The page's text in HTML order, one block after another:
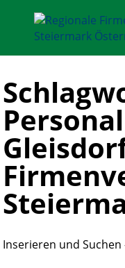
Inserieren und